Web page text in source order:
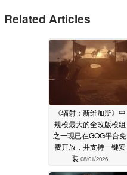
Related Articles
《辐射：新维加斯》中
规模最大的全改版模组
之一现已在GOG平台免
费开放，并支持一键安
装 08/01/2026